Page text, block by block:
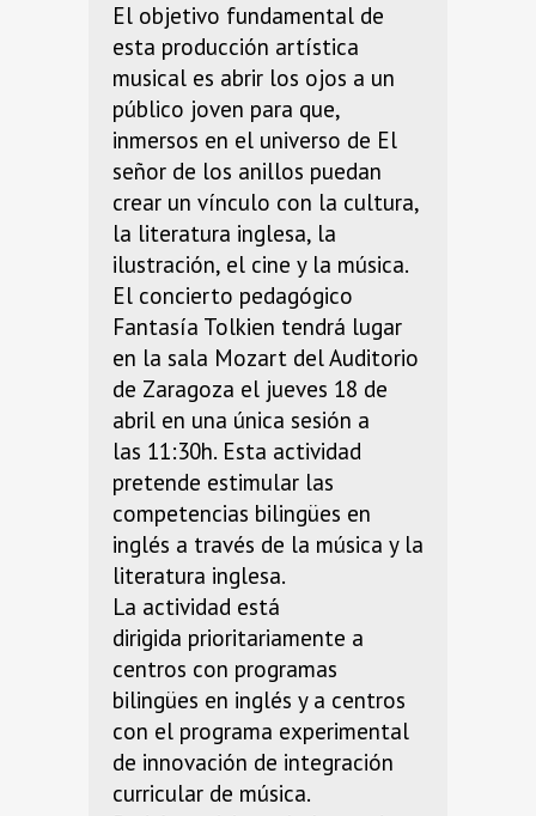
El objetivo fundamental de
esta producción artística
musical es abrir los ojos a un
público joven para que,
inmersos en el universo de El
señor de los anillos puedan
crear un vínculo con la cultura,
la literatura inglesa, la
ilustración, el cine y la música.
El concierto pedagógico
Fantasía Tolkien tendrá lugar
en la sala Mozart del Auditorio
de Zaragoza el jueves 18 de
abril en una única sesión a
las 11:30h. Esta actividad
pretende estimular las
competencias bilingües en
inglés a través de la música y la
literatura inglesa.
La actividad está
dirigida prioritariamente a
centros con programas
bilingües en inglés y a centros
con el programa experimental
de innovación de integración
curricular de música.